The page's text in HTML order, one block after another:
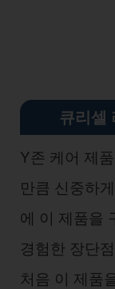
큐리셀
Y존 케어 제
만큼 신중하
에 이 제품을
경험한 장단
처음 이 제품